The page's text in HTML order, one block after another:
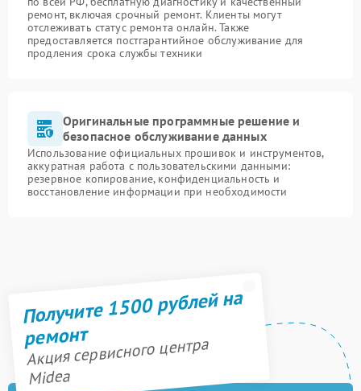
ремонт, включая срочный ремонт. Клиенты могут
отслеживать статус ремонта онлайн. Также
предоставляется постгарантийное обслуживание для
продления срока службы техники
Оригинальные программные решение и
безопасное обслуживание данных
Использование официальных прошивок и инструментов,
аккуратная работа с пользовательскими данными:
резервное копирование, конфиденциальность и
восстановление информации при необходимости
Получите 1500 рублей на
ремонт
Акция сервисного центра
Midea